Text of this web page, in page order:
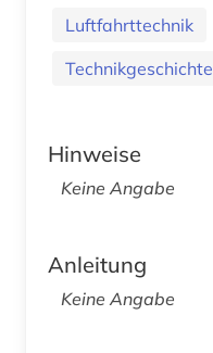
Luftfahrttechnik
Technikgeschichte
Hinweise
Keine Angabe
Anleitung
Keine Angabe